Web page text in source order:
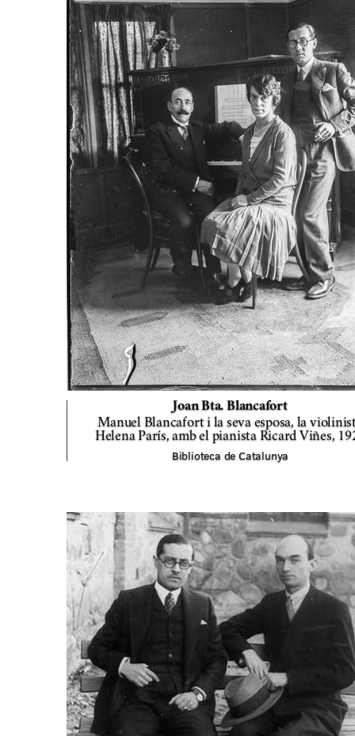
Joan Bta. Blancafort
Manuel Blancafort i la seva esposa, la
Helena París, amb el pianista Ricard Viñes,
Biblioteca de Catalunya